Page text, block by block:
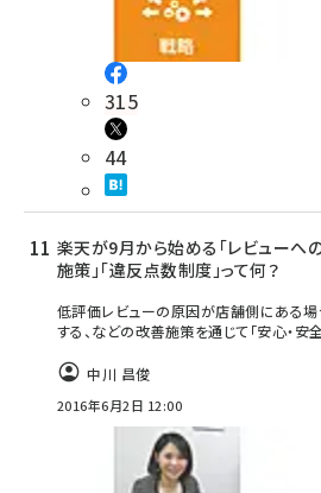
315
44
楽天が9月から始める「レビューへ
施策」「違反点数制度」って何？
低評価レビューの原因が店舗側にある
する、などの改善施策を通じて「安心・安
中川 昌俊
2016年6月2日 12:00